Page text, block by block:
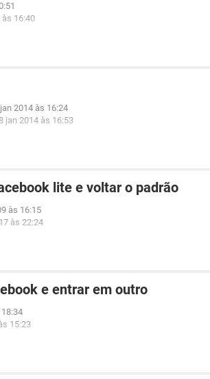
às 16:40
2014 às 16:24
jan 2014 às 16:53
lite e voltar o padrão
às 16:15
às 22:24
e entrar em outro
15:23